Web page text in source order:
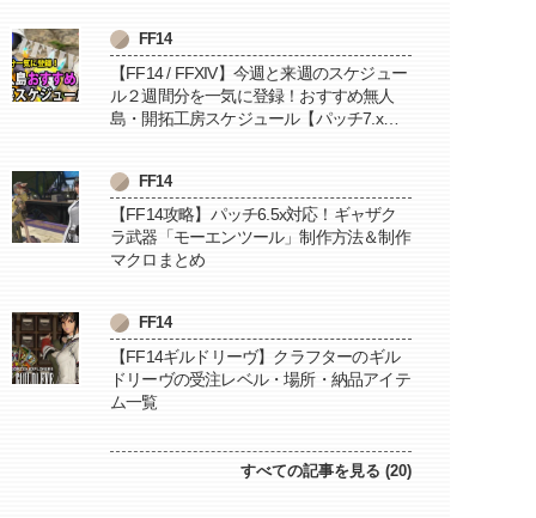
FF14
【FF14 / FFXIV】今週と来週のスケジュー
ル２週間分を一気に登録！おすすめ無人
島・開拓工房スケジュール【パッチ7.x対
FF14
【FF14攻略】パッチ6.5x対応！ギャザク
ラ武器「モーエンツール」制作方法＆制作
マクロまとめ
FF14
【FF14ギルドリーヴ】クラフターのギル
ドリーヴの受注レベル・場所・納品アイテ
ム一覧
すべての記事を見る (20)